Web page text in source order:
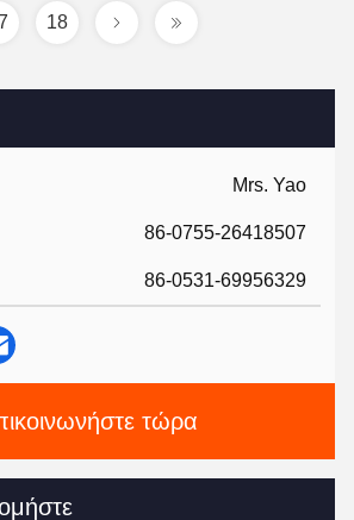
Mrs. Yao
86-0755-26418507
86-0531-69956329
τώρα
18